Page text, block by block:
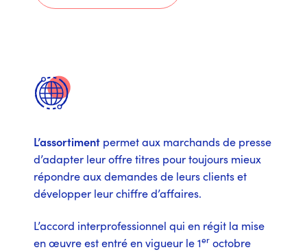
L’assortiment permet aux marchands de presse
d’adapter leur offre titres pour toujours mieux
répondre aux demandes de leurs clients et
développer leur chiffre d’affaires.
L’accord interprofessionnel qui en régit la mise
en œuvre est entré en vigueur le 1er octobre